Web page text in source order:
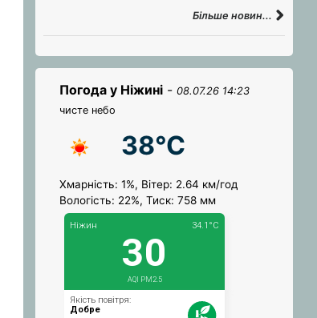
Більше новин...
Погода у Ніжині - 08.07.26 14:23
чисте небо
38°C
Хмарність: 1%, Вітер: 2.64 км/год
Вологість: 22%, Тиск: 758 мм